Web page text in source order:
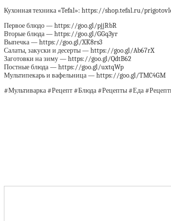
Кухонная техника «Tefal»: https://shop.tefal.ru/
Первое блюдо — https://goo.gl/pjjRbR
Вторые блюда — https://goo.gl/GGq3yr
Выпечка — https://goo.gl/XK8rs3
Салаты, закуски и десерты — https://goo.gl/Ab67rX
Заготовки на зиму — https://goo.gl/QdtB62
Постные блюда — https://goo.gl/uxtqWp
Мультипекарь и вафельница — https://goo.gl/TMC4GM
#Мультиварка #Рецепт #Блюда #Рецепты #Еда